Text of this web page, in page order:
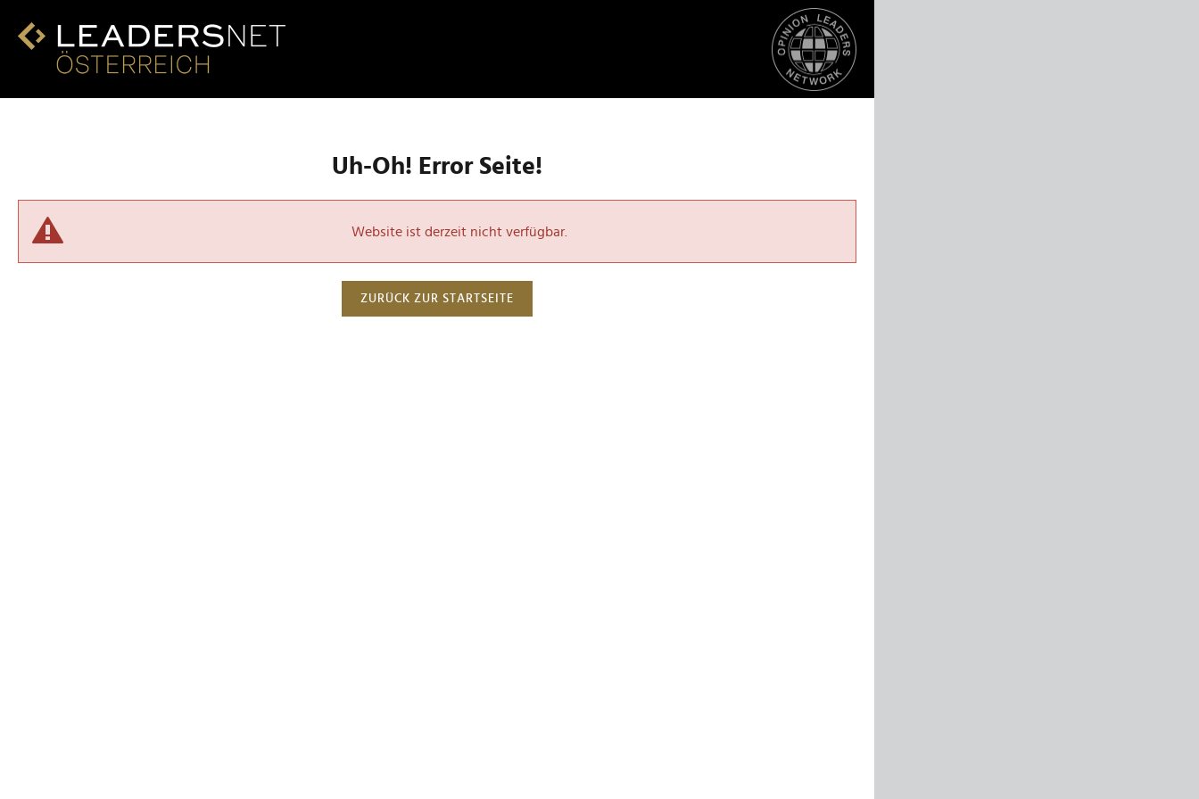
Uh-Oh! Error Seite!
Website ist derzeit nicht verfügbar.
ZURÜCK ZUR STARTSEITE